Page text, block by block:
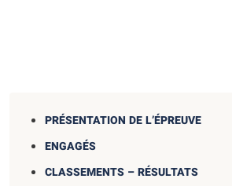
PRÉSENTATION DE L’ÉPREUVE
ENGAGÉS
CLASSEMENTS – RÉSULTATS